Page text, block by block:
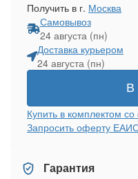
Получить в г. Москва
Самовывоз
24 августа (пн)
Доставка курьером
24 августа (пн)
В
Купить в комплектом со
Запросить оферту
Гарантия